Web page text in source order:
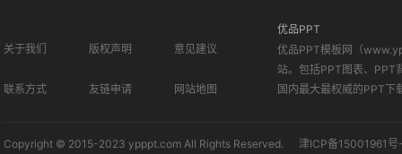
关于我们 版权声明 意见建议
联系方式 友链申请 网站地图
优品PPT
优品PPT模板网（
站。包括PPT图表、PPT
国内最大最权威的PPT下
Copyright © 2015-2023 ypppt.com All Rights Reserved. 津ICP备15001961号